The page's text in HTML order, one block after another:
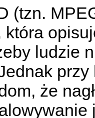
(tzn.
która
ludzie
że